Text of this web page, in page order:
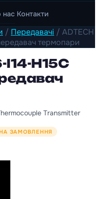
нас Контакти
/ Передавачі / ADTECH
термопари
I14-H15C
Transmitter
ЗАМОВЛЕННЯ